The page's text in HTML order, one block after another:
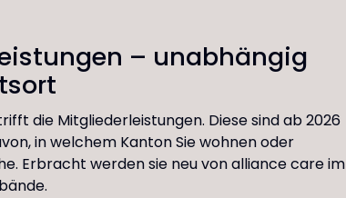
– unabhängig
die Mitgliederleistungen. Diese sind ab 2026
in welchem Kanton Sie wohnen oder
Erbracht werden sie neu von alliance care im